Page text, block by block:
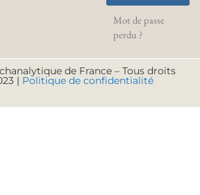
Mot de passe
perdu ?
de France – Tous droits
| Politique de confidentialité